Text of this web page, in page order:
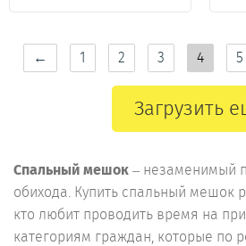
← 1 2 3 4 5
Загрузить
Спальный мешок – незаменимый
обихода. Купить спальный мешок
кто любит проводить время на
категориям граждан, которые по